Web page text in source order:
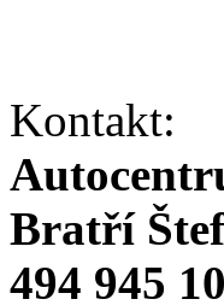
Kontakt:
Bratří
494 945